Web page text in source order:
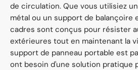
de circulation. Que vous utilisiez
métal ou un support de balançoire
cadres sont conçus pour résister
extérieures tout en maintenant la
support de panneau portable est
ont besoin d'une solution pratique